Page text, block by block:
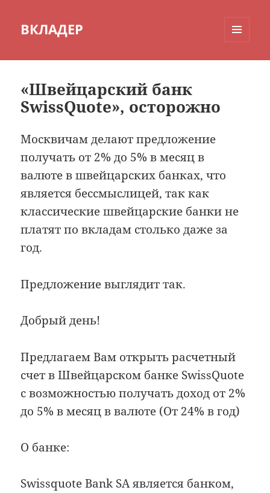
ВКЛАДЕР
«Швейцарский банк
SwissQuote», осторожно
Москвичам делают предложение
получать от 2% до 5% в месяц в
валюте в швейцарских банках, что
является бессмыслицей, так как
классические швейцарские банки не
платят по вкладам столько даже за
год.
Предложение выглядит так.
Добрый день!
Предлагаем Вам открыть расчетный
счет в Швейцарском банке SwissQuote
с возможностью получать доход от 2%
до 5% в месяц в валюте (От 24% в год)
О банке:
Swissquote Bank SA является банком,